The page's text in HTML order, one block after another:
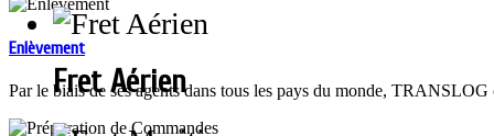
Enlèvement
Par le biais de ses agents dans tous les pays du monde, TRANSLOG
Fret Aérien